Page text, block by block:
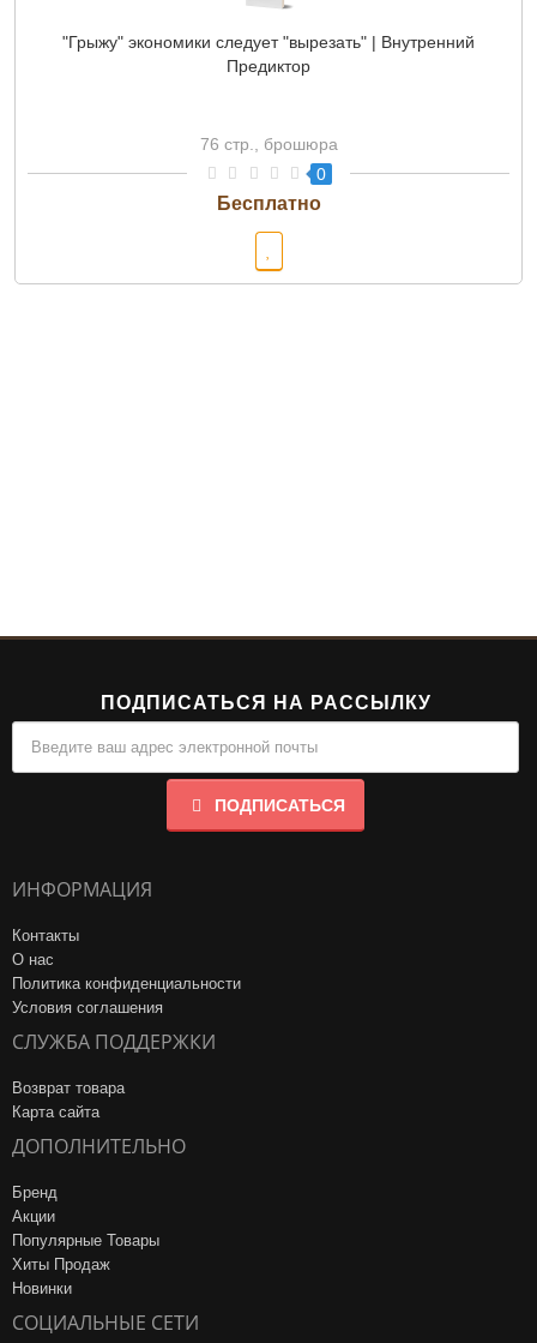
"Грыжу" экономики следует "вырезать" | Внутренний
Предиктор
76 стр., брошюра
0
ПОДПИСАТЬСЯ НА РАССЫЛКУ
ПОДПИСАТЬСЯ
ИНФОРМАЦИЯ
Контакты
О нас
Политика конфиденциальности
Условия соглашения
СЛУЖБА ПОДДЕРЖКИ
Возврат товара
Карта сайта
ДОПОЛНИТЕЛЬНО
Бренд
Акции
Популярные Товары
Хиты Продаж
Новинки
СОЦИАЛЬНЫЕ СЕТИ